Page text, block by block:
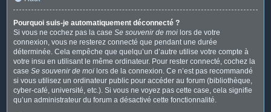
Pourquoi suis-je automatiquement déconnecté ?
Si vous ne cochez pas la case Se souvenir de moi lors de votre
connexion, vous ne resterez connecté que pendant une durée
déterminée. Cela empêche que quelqu’un d’autre utilise votre compte à
votre insu en utilisant le même ordinateur. Pour rester connecté, cochez la
case Se souvenir de moi lors de la connexion. Ce n’est pas recommandé
si vous utilisez un ordinateur public pour accéder au forum (bibliothèque,
cyber-café, université, etc.). Si vous ne voyez pas cette case, cela signifie
qu’un administrateur du forum a désactivé cette fonctionnalité.